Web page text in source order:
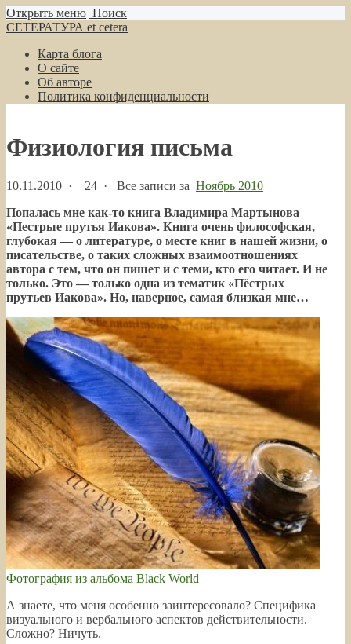
Открыть меню Поиск
СЕТЕРАТУРА et cetera
Карта блога
О сайте
Об авторе
Политика конфиденциальности
Физиология письма
10.11.2010 · 24 · Все записи за Ноябрь 2010
Попалась мне как-то книга Владимира Мартынова
«Пестрые прутья Иакова». Книга очень философская,
глубокая — о литературе, о месте книг в нашей жизни, о
писательстве, о таких сложных взаимоотношениях
автора с тем, что он пишет и с теми, кто его читает. И не
только. Это — только одна из тематик «Пёстрых
прутьев Иакова». Но, наверное, самая близкая мне…
Фотография из альбома Black World
А знаете, что меня особенно заинтересовало? Специфика
визуального и вербального аспектов действительности.
Сложно? Ничуть.